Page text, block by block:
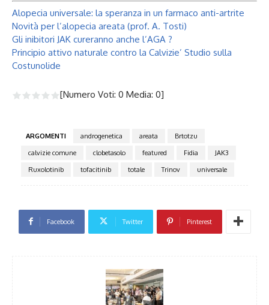
Alopecia universale: la speranza in un farmaco anti-artrite
Novità per l’alopecia areata (prof. A. Tosti)
Gli inibitori JAK cureranno anche l’AGA ?
Principio attivo naturale contro la Calvizie’ Studio sulla
Costunolide
[Numero Voti: 0 Media: 0]
ARGOMENTI androgenetica areata
Brtotzu
calvizie comune
clobetasolo featured Fidia
JAK3
Ruxolotinib
tofacitinib totale Trinov universale
Facebook Twitter Pinterest